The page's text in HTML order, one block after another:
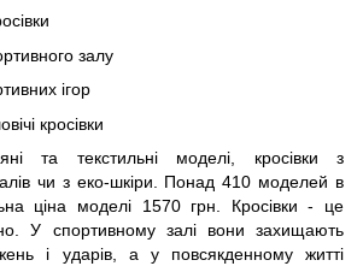
залу
ігор
кросівки
та текстильні моделі, кросівки з
чи з еко-шкіри. Понад 410 моделей в
ціна моделі 1570 грн. Кросівки - це
У спортивному залі вони захищають
і ударів, а у повсякденному житті